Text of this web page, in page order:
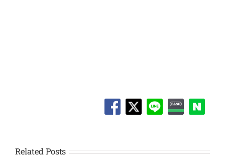
Related Posts